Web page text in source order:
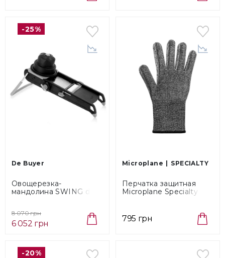
-25%
De Buyer
Овощерезка-
мандолина SWING de
8 070 грн
6 052 грн
Microplane SPECIALTY
Перчатка защитная
Microplane Specialty
795 грн
-20%